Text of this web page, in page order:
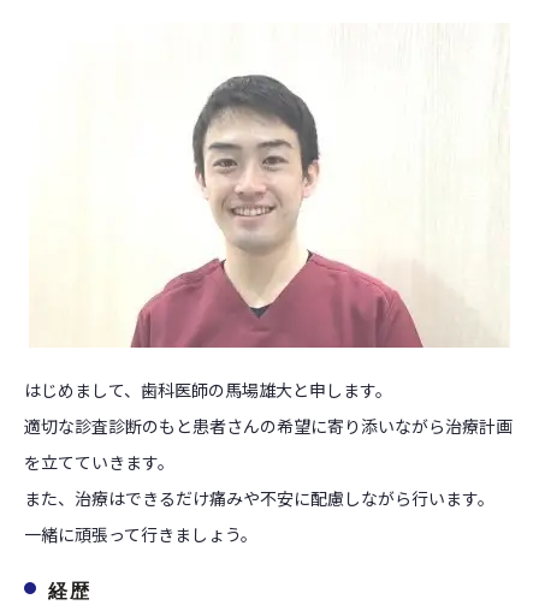
はじめまして、歯科医師の馬場雄大と申します。
適切な診査診断のもと患者さんの希望に寄り添いながら治療計画
を立てていきます。
また、治療はできるだけ痛みや不安に配慮しながら行います。
一緒に頑張って行きましょう。
経歴